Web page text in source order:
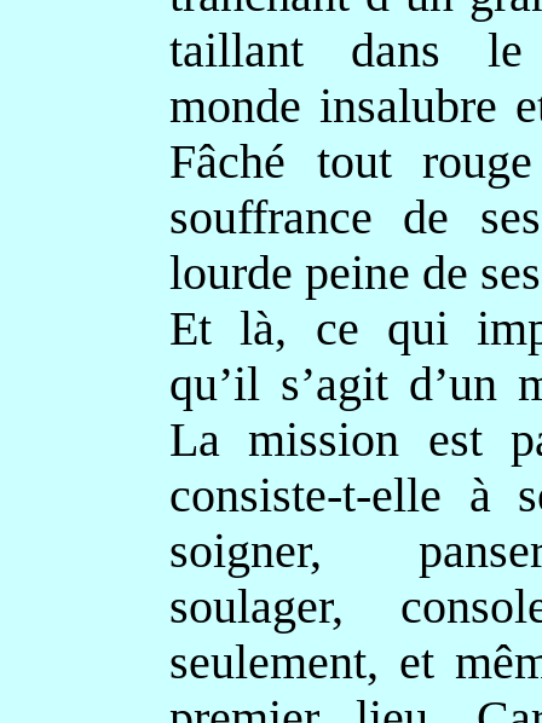
taillant dans
monde insalubre
Fâché tout
souffrance de
lourde peine de
Et là, ce qui
qu’il s’agit d’un
La mission est
consiste-t-elle à
soigner,
soulager,
seulement, et